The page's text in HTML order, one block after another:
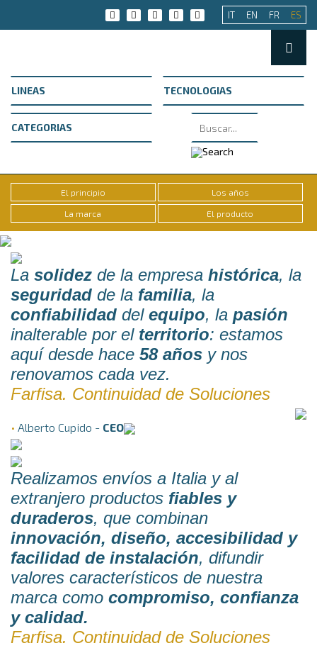
IT EN FR ES
El principio Los años
La marca El producto
La solidez de la empresa histórica, la
seguridad de la familia, la
confiabilidad del equipo, la pasión
inalterable por el territorio: estamos
aquí desde hace 58 años y nos
renovamos cada vez.
Farfisa. Continuidad de Soluciones
• Alberto Cupido - CEO
Realizamos envíos a Italia y al
extranjero productos fiables y
duraderos, que combinan
innovación, diseño, accesibilidad y
facilidad de instalación, difundir
valores característicos de nuestra
marca como compromiso, confianza
y calidad.
Farfisa. Continuidad de Soluciones